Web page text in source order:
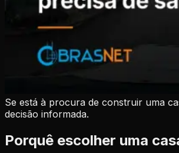
Se está à procura de construir uma
decisão informada.
Porquê escolher uma